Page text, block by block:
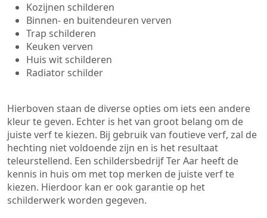
Kozijnen schilderen
Binnen- en buitendeuren verven
Trap schilderen
Keuken verven
Huis wit schilderen
Radiator schilder
Hierboven staan de diverse opties om iets een andere
kleur te geven. Echter is het van groot belang om de
juiste verf te kiezen. Bij gebruik van foutieve verf, zal de
hechting niet voldoende zijn en is het resultaat
teleurstellend. Een schildersbedrijf Ter Aar heeft de
kennis in huis om met top merken de juiste verf te
kiezen. Hierdoor kan er ook garantie op het
schilderwerk worden gegeven.